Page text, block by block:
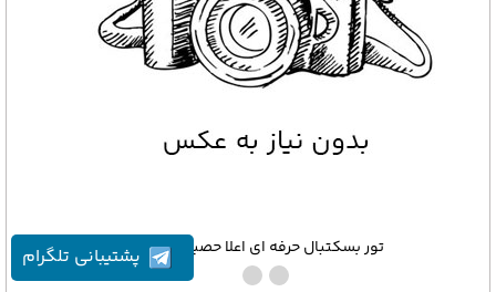
تور بسکتبال حرفه ای اعلا حصیری 102 پشتیبانی تلگرام